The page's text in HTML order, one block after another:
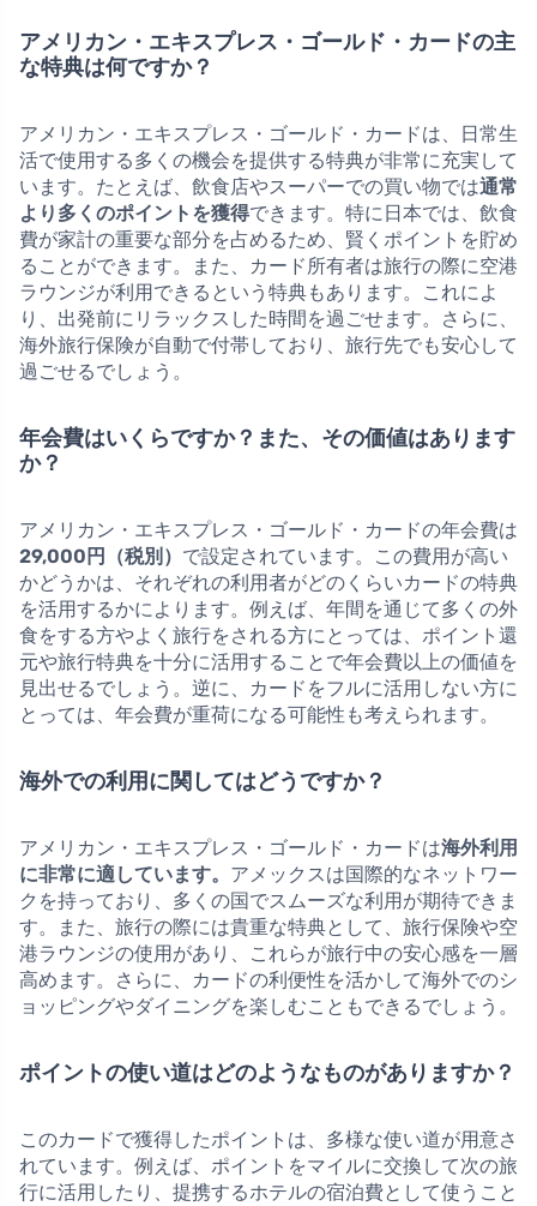
アメリカン・エキスプレス・ゴールド・カードの主
な特典は何ですか？
アメリカン・エキスプレス・ゴールド・カードは、日常生
活で使用する多くの機会を提供する特典が非常に充実して
います。たとえば、飲食店やスーパーでの買い物では通常
より多くのポイントを獲得できます。特に日本では、飲食
費が家計の重要な部分を占めるため、賢くポイントを貯め
ることができます。また、カード所有者は旅行の際に空港
ラウンジが利用できるという特典もあります。これによ
り、出発前にリラックスした時間を過ごせます。さらに、
海外旅行保険が自動で付帯しており、旅行先でも安心して
過ごせるでしょう。
年会費はいくらですか？また、その価値はあります
か？
アメリカン・エキスプレス・ゴールド・カードの年会費は
29,000円（税別） で設定されています。この費用が高い
かどうかは、それぞれの利用者がどのくらいカードの特典
を活用するかによります。例えば、年間を通じて多くの外
食をする方やよく旅行をされる方にとっては、ポイント還
元や旅行特典を十分に活用することで年会費以上の価値を
見出せるでしょう。逆に、カードをフルに活用しない方に
とっては、年会費が重荷になる可能性も考えられます。
海外での利用に関してはどうですか？
アメリカン・エキスプレス・ゴールド・カードは海外利用
に非常に適しています。 アメックスは国際的なネットワー
クを持っており、多くの国でスムーズな利用が期待できま
す。また、旅行の際には貴重な特典として、旅行保険や空
港ラウンジの使用があり、これらが旅行中の安心感を一層
高めます。さらに、カードの利便性を活かして海外でのシ
ョッピングやダイニングを楽しむこともできるでしょう。
ポイントの使い道はどのようなものがありますか？
このカードで獲得したポイントは、多様な使い道が用意さ
れています。例えば、ポイントをマイルに交換して次の旅
行に活用したり、提携するホテルの宿泊費として使うこと